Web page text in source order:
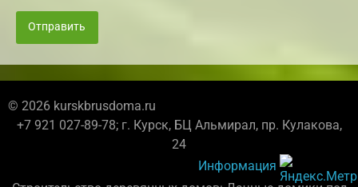
Отправить
© 2026 kurskbrusdoma.ru
+7 921 027-89-78; г. Курск, БЦ Альмирал, пр. Кулакова,
24
Информация